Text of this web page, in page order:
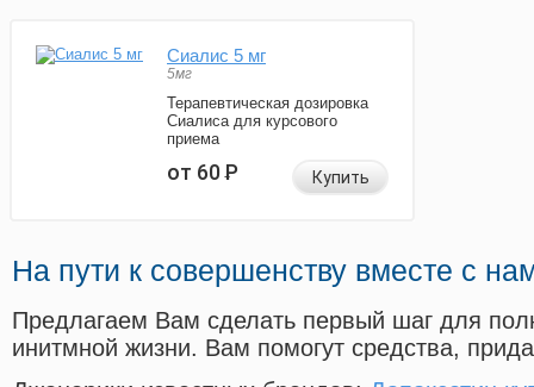
Сиалис 5 мг
5мг
Терапевтическая дозировка
Сиалиса для курсового
приема
от 60Р Купить
На пути к совершенству вместе с
Предлагаем Вам сделать первый шаг для
инитмной жизни. Вам помогут средства,